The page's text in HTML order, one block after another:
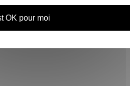
OK pour moi